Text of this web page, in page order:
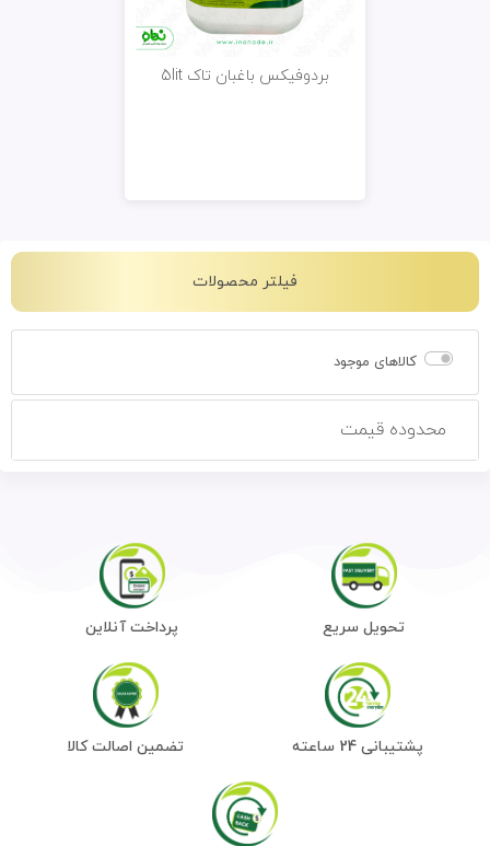
فیلتر محصولات
کالاهای موجود
محدوده قیمت
بردوفیکس باغبان تاک 5lit
تحویل سریع پرداخت آنلاین
پشتیبانی 24 ساعته تضمین اصالت کالا